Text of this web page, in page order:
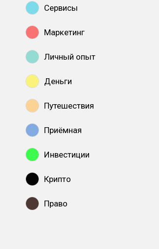
Сервисы
Маркетинг
Личный опыт
Деньги
Путешествия
Приёмная
Инвестиции
Крипто
Право